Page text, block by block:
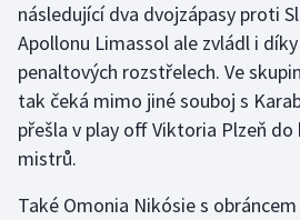
Golf
Gymnastika
Házená
následující dva dvojzápasy proti
Apollonu Limassol ale zvládl i
penaltových rozstřelech. Ve
tak čeká mimo jiné souboj s
přešla v play off Viktoria Plzeň
mistrů.
Také Omonia Nikósie s